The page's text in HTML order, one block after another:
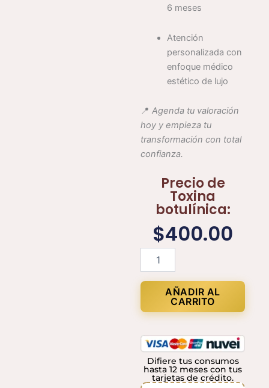
6 meses
Atención
personalizada con
enfoque médico
estético de lujo
📍 Agenda tu valoración
hoy y empieza tu
transformación con total
confianza.
Precio de
Toxina
botulínica:
$400.00
botulínica
AÑADIR AL
CARRITO
Difiere tus consumos
hasta 12 meses con tus
tarjetas de crédito.